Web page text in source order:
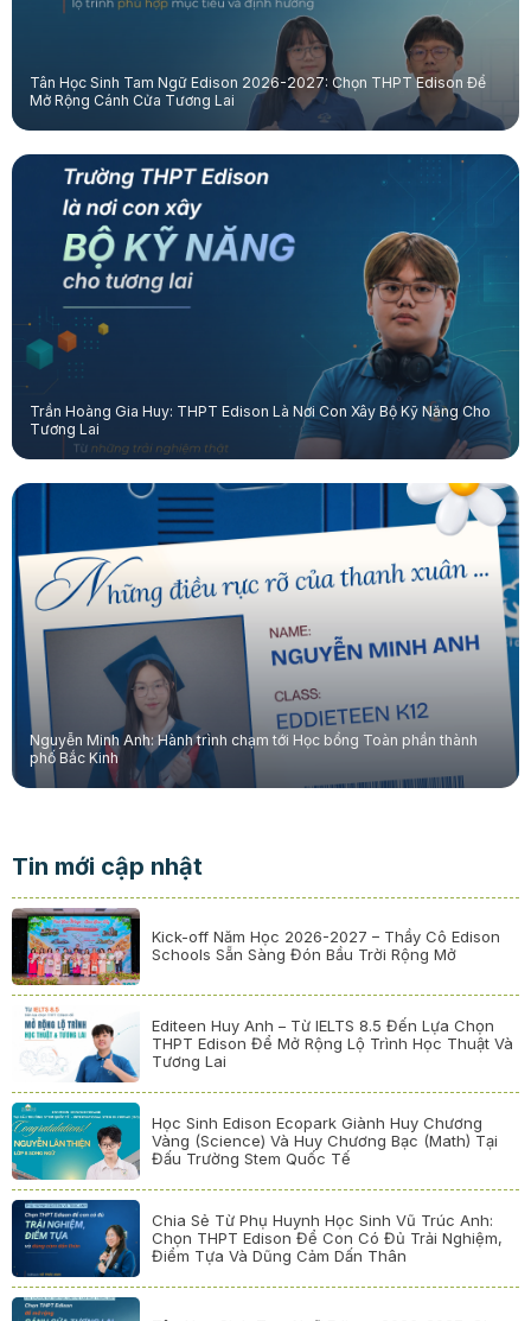
Tân Học Sinh Tam Ngữ Edison 2026-2027: Chọn THPT Edison Để
Mở Rộng Cánh Cửa Tương Lai
Trần Hoàng Gia Huy: THPT Edison Là Nơi Con Xây Bộ Kỹ Năng Cho
Tương Lai
Nguyễn Minh Anh: Hành trình chạm tới Học bổng Toàn phần thành
phố Bắc Kinh
Tin mới cập nhật
Kick-off Năm Học 2026-2027 – Thầy Cô Edison
Schools Sẵn Sàng Đón Bầu Trời Rộng Mở
Editeen Huy Anh – Từ IELTS 8.5 Đến Lựa Chọn
THPT Edison Để Mở Rộng Lộ Trình Học Thuật Và
Tương Lai
Học Sinh Edison Ecopark Giành Huy Chương
Vàng (Science) Và Huy Chương Bạc (Math) Tại
Đấu Trường Stem Quốc Tế
Chia Sẻ Từ Phụ Huynh Học Sinh Vũ Trúc Anh:
Chọn THPT Edison Để Con Có Đủ Trải Nghiệm,
Điểm Tựa Và Dũng Cảm Dấn Thân